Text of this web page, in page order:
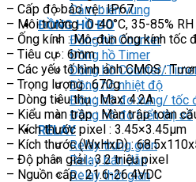
Cảm biến vùng
ĐỒNG HỒ ĐO
Đồng hồ Counter
Đồng hồ Timer
Đồng hồ Counter/
Đồng hồ nhiệt độ
Đồng hồ đo xung/ tốc
Đồng hồ đo hiển thị số
RELAY
Relay trung gian
Relay bán dẫn
Relay thời gian
– Cấp độ bảo vệ : IP67
– Môi trường : 0-40°C, 35-85% RH
– Ống kính : Mô-đun ống kính tốc
– Tiêu cự : 6mm
– Các yếu tố hình ảnh CMOS :
– Trọng lượng : 670g
– Dòng tiêu thụ : Max. 4.2A
– Kiểu màn trập : Màn trập toàn
– Kích thước pixel : 3.45×3.45µm
– Kích thước (WxHxD) :
– Độ phân giải : 3.2 triệu pixel
– Nguồn cấp : 21.6-26.4VDC